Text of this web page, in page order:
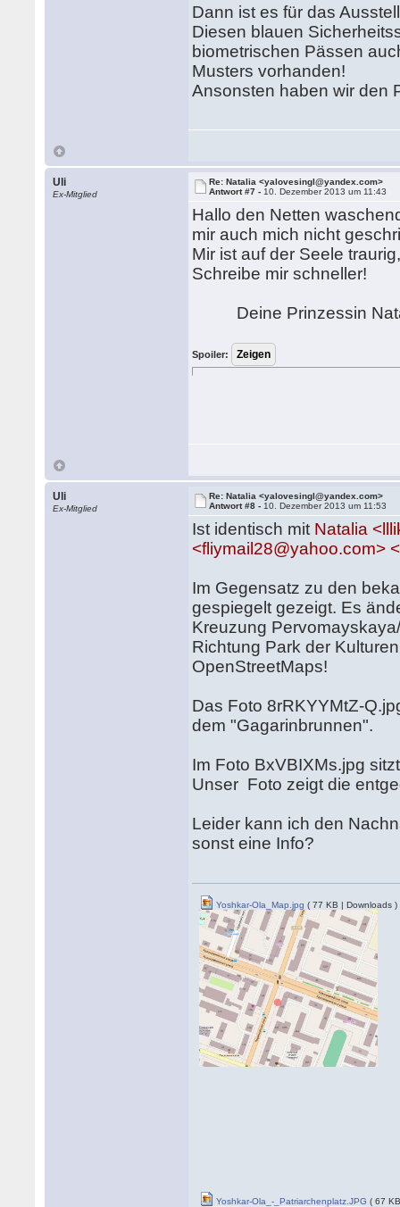
Dann ist es für das
Diesen blauen
biometrischen Pässen
Musters vorhanden!
Ansonsten haben wir den
Uli
Ex-Mitglied
Re: Natalia <yalovesingl@yandex.com>
Antwort #7 - 10. Dezember 2013 um 11:43
Hallo den Netten
mir auch mich nicht
Mir ist auf der Seele
Schreibe mir schneller!
Deine Prinzessin
Spoiler:
Uli
Ex-Mitglied
Re: Natalia <yalovesingl@yandex.com>
Antwort #8 - 10. Dezember 2013 um 11:53
Ist identisch mit Natalia
<fliymail28@yahoo.com>
Im Gegensatz zu den
gespiegelt gezeigt. Es
Kreuzung
Richtung Park der
OpenStreetMaps!
Das Foto 8rRKYYMtZ-
dem "Gagarinbrunnen".
Im Foto BxVBIXMs.jpg
Unser Foto zeigt die
Leider kann ich den
sonst eine Info?
Yoshkar-Ola_Map.jpg ( 77 KB | Downloads )
Yoshkar-Ola_-_Patriarchenplatz.JPG ( 67